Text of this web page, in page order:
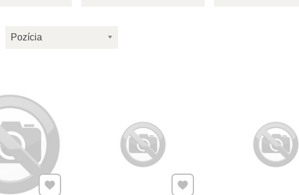
Pozícia
Pridať k Obľúbeným Pridať k Obľúbeným